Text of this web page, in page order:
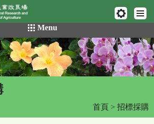
Menu
首頁 > 招標採購